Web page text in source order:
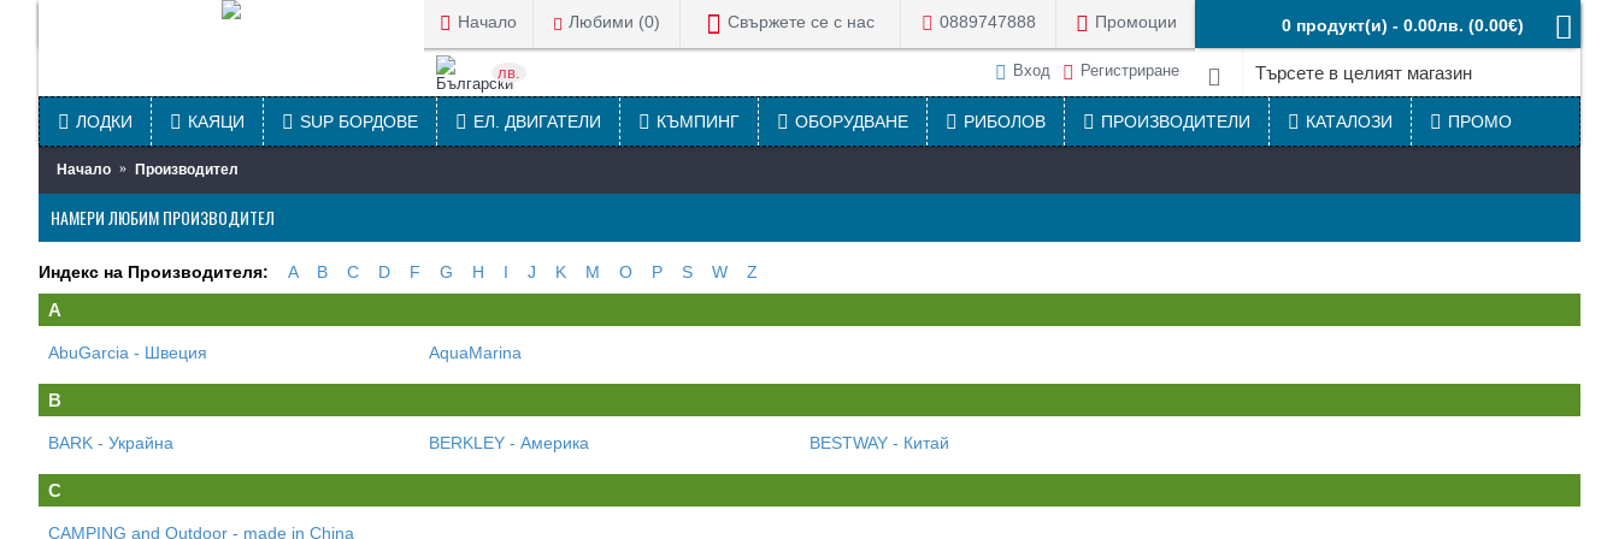
Начало Любими (0) Свържете се с нас 0889747888 Промоции 0 продукт(и) - 0.00лв. (0.00€)
лв. Вход Регистриране
ЛОДКИ КАЯЦИ SUP БОРДОВЕ ЕЛ. ДВИГАТЕЛИ КЪМПИНГ ОБОРУДВАНЕ РИБОЛОВ ПРОИЗВОДИТЕЛИ КАТАЛОЗИ ПРОМО
Начало Производител
НАМЕРИ ЛЮБИМ ПРОИЗВОДИТЕЛ
Индекс на Производителя: A B C D F G H I J K M O P S W Z
A
AbuGarcia - Швеция AquaMarina
B
BARK - Украйна BERKLEY - Америка BESTWAY - Китай
C
CAMPING and Outdoor - made in China